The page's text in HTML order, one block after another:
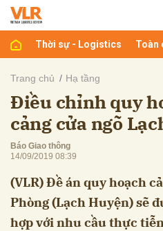
Thời sự - Logistics Toàn
Trang chủ Hạ tầng
Điều chỉnh quy
cảng cửa ngõ
Báo Giao thông
14/09/2019 08:39
(VLR) Đề án quy hoạch
Phòng (Lạch Huyện) sẽ
hợp với nhu cầu thực
luận